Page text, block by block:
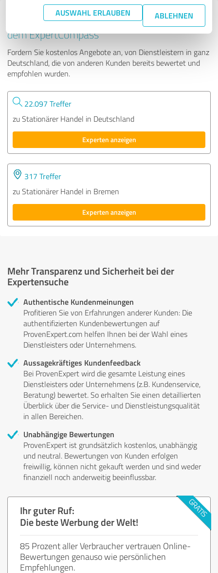
AUSWAHL ERLAUBEN ABLEHNEN
Tipp: Die passenden Experten finden - mit
dem ExpertCompass
Fordern Sie kostenlos Angebote an, von Dienstleistern in ganz
Deutschland, die von anderen Kunden bereits bewertet und
empfohlen wurden.
22.097 Treffer
zu Stationärer Handel in Deutschland
Experten anzeigen
317 Treffer
zu Stationärer Handel in Bremen
Experten anzeigen
Mehr Transparenz und Sicherheit bei der
Expertensuche
Authentische Kundenmeinungen
Profitieren Sie von Erfahrungen anderer Kunden: Die
authentifizierten Kundenbewertungen auf
ProvenExpert.com helfen Ihnen bei der Wahl eines
Dienstleisters oder Unternehmens.
Aussagekräftiges Kundenfeedback
Bei ProvenExpert wird die gesamte Leistung eines
Dienstleisters oder Unternehmens (z.B. Kundenservice,
Beratung) bewertet. So erhalten Sie einen detaillierten
Überblick über die Service- und Dienstleistungsqualität
in allen Bereichen.
Unabhängige Bewertungen
ProvenExpert ist grundsätzlich kostenlos, unabhängig
und neutral. Bewertungen von Kunden erfolgen
freiwillig, können nicht gekauft werden und sind weder
finanziell noch anderweitig beeinflussbar.
Ihr guter Ruf:
Die beste Werbung der Welt!
85 Prozent aller Verbraucher vertrauen Online-
Bewertungen genauso wie persönlichen
Empfehlungen.